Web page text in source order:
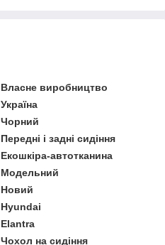
Власне виробництво
Україна
Чорний
Передні і задні сидіння
Екошкіра-автотканина
Модельний
Новий
Hyundai
Elantra
Чохол на сидіння